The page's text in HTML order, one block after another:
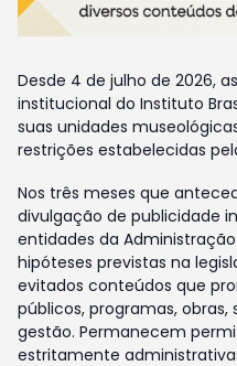
Desde 4 de julho de 2026,
institucional do Instituto
suas unidades
restrições estabelecidas
Nos três meses que
divulgação de publicidade
entidades da
hipóteses previstas na
evitados conteúdos que
públicos, programas,
gestão. Permanecem
estritamente